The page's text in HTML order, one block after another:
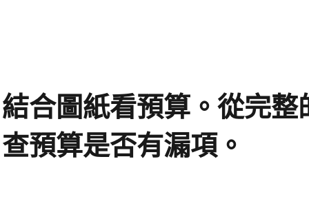
結合圖紙看預算。從完
查預算是否有漏項。